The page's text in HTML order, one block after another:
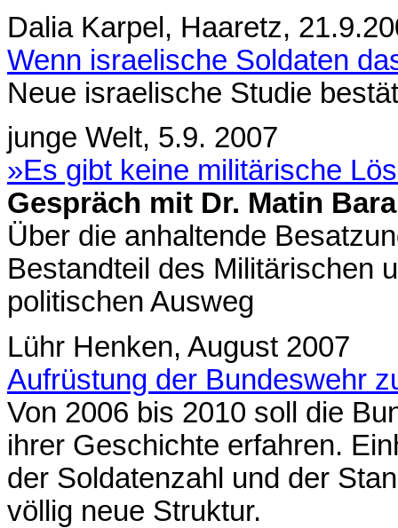
Dalia Karpel, Haaretz,
Wenn israelische Soldaten
Neue israelische Studie
junge Welt, 5.9. 2007
»Es gibt keine militärische
Gespräch mit Dr. Matin
Über die anhaltende
Bestandteil des Militärischen
politischen Ausweg
Lühr Henken, August 2007
Aufrüstung der Bundeswehr
Von 2006 bis 2010 soll die
ihrer Geschichte erfahren.
der Soldatenzahl und der
völlig neue Struktur.